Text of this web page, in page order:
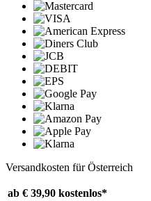
Versandkosten für Österreich
ab € 39,90 kostenlos*